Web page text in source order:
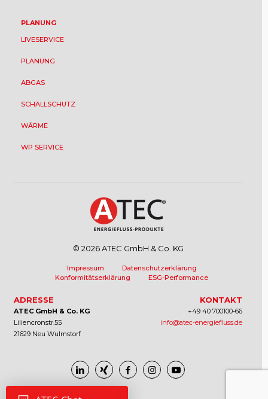
PLANUNG
LIVESERVICE
PLANUNG
ABGAS
SCHALLSCHUTZ
WÄRME
WP SERVICE
© 2026 ATEC GmbH & Co. KG
Impressum
Datenschutzerklärung
Konformitätserklärung
ESG-Performance
ADRESSE
ATEC GmbH & Co. KG
Liliencronstr.55
21629 Neu Wulmstorf
KONTAKT
+49 40 700100-66
info@atec-energiefluss.de